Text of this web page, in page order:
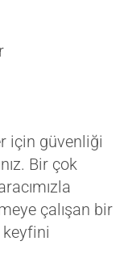
için güvenliği
Bir çok
çalışan bir